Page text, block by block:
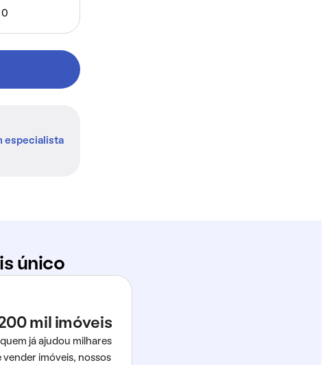
0
especialista
único
mil imóveis
já ajudou milhares
vender imóveis, nossos